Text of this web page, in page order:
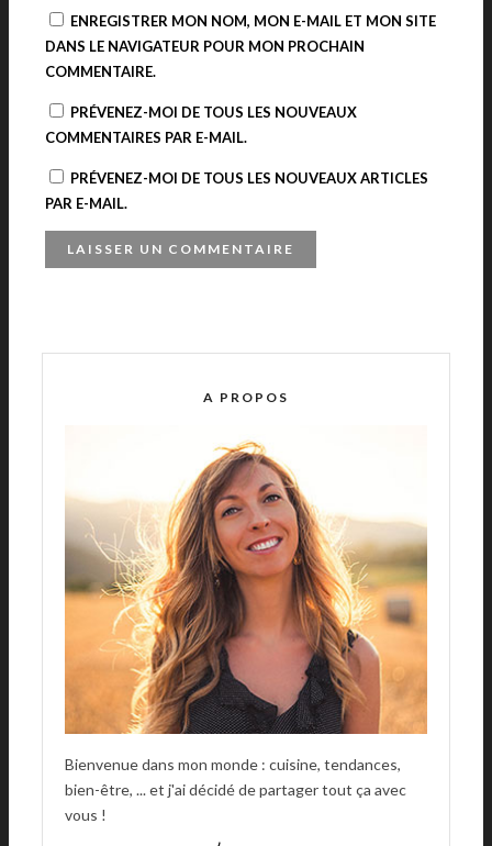
ENREGISTRER MON NOM, MON E-MAIL ET MON SITE
DANS LE NAVIGATEUR POUR MON PROCHAIN
COMMENTAIRE.
PRÉVENEZ-MOI DE TOUS LES NOUVEAUX
COMMENTAIRES PAR E-MAIL.
PRÉVENEZ-MOI DE TOUS LES NOUVEAUX ARTICLES
PAR E-MAIL.
A PROPOS
Bienvenue dans mon monde : cuisine, tendances,
bien-être, ... et j'ai décidé de partager tout ça avec
vous !